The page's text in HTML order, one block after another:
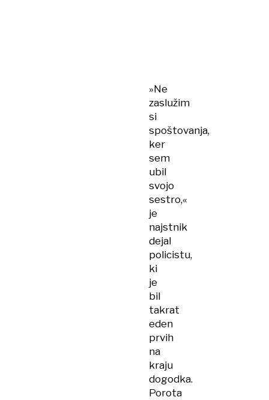
»Ne
zaslužim
si
spoštovanja,
ker
sem
ubil
svojo
sestro,«
je
najstnik
dejal
policistu,
ki
je
bil
takrat
eden
prvih
na
kraju
dogodka.
Porota